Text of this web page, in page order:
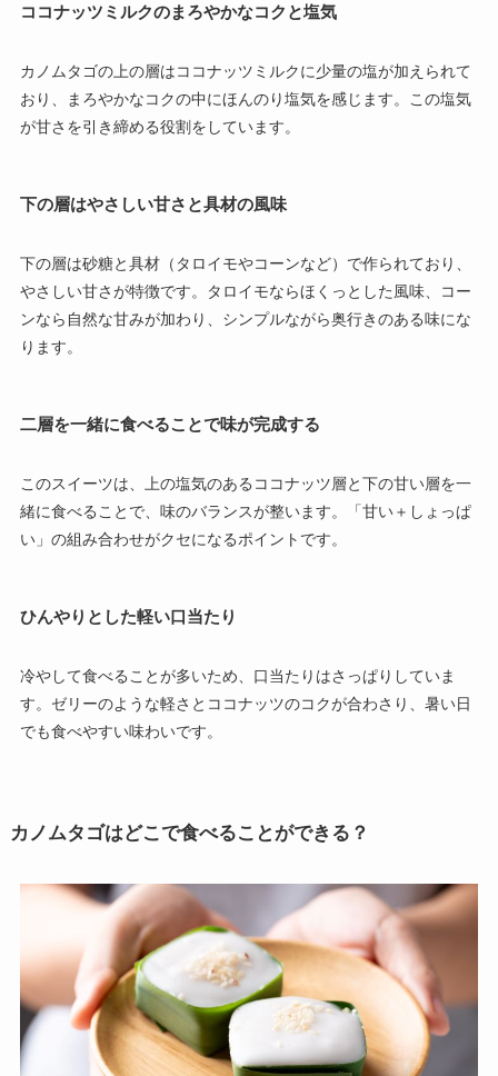
ココナッツミルクのまろやかなコクと塩気
カノムタゴの上の層はココナッツミルクに少量の塩が加えられて
おり、まろやかなコクの中にほんのり塩気を感じます。この塩気
が甘さを引き締める役割をしています。
下の層はやさしい甘さと具材の風味
下の層は砂糖と具材（タロイモやコーンなど）で作られており、
やさしい甘さが特徴です。タロイモならほくっとした風味、コー
ンなら自然な甘みが加わり、シンプルながら奥行きのある味にな
ります。
二層を一緒に食べることで味が完成する
このスイーツは、上の塩気のあるココナッツ層と下の甘い層を一
緒に食べることで、味のバランスが整います。「甘い＋しょっぱ
い」の組み合わせがクセになるポイントです。
ひんやりとした軽い口当たり
冷やして食べることが多いため、口当たりはさっぱりしていま
す。ゼリーのような軽さとココナッツのコクが合わさり、暑い日
でも食べやすい味わいです。
カノムタゴはどこで食べることができる？